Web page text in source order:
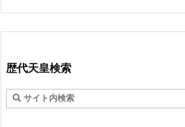
歴代天皇検索